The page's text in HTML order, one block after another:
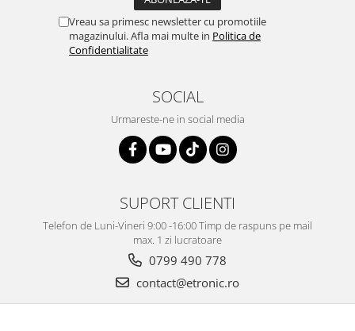
Vreau sa primesc newsletter cu promotiile
magazinului. Afla mai multe in Politica de
Confidentialitate
SOCIAL
Urmareste-ne in social media
SUPORT CLIENTI
Telefon de Luni-Vineri 9:00 -16:00 Timp de raspuns pe mail
max. 1 zi lucratoare
0799 490 778
contact@etronic.ro